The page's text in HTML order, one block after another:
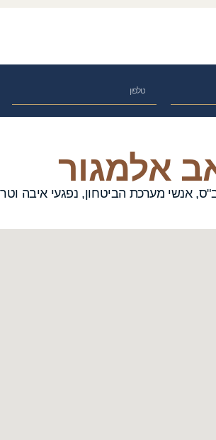
אלמגור
מערכת הביטחון, נפגעי איבה וטרור